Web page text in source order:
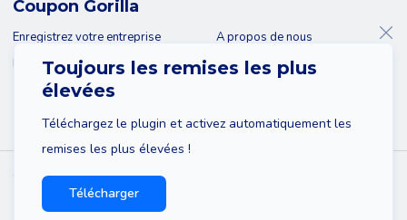
Toujours les remises les plus
élevées
Téléchargez le plugin et activez automatiquement les
remises les plus élevées !
Télécharger
Coupon Gorilla
Enregistrez votre entreprise
Blog
A propos de nous
Contact
© 2026 Coupon Gorilla
Plan du site
Avis de non-responsabilité